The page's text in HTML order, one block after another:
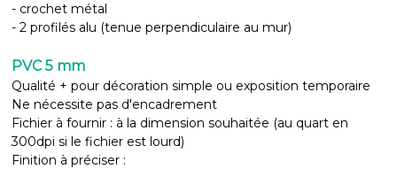
- crochet métal
- 2 profilés alu (tenue perpendiculaire au mur)
PVC 5 mm
Qualité + pour décoration simple ou exposition temporaire
Ne nécessite pas d'encadrement
Fichier à fournir : à la dimension souhaitée (au quart en
300dpi si le fichier est lourd)
Finition à préciser :